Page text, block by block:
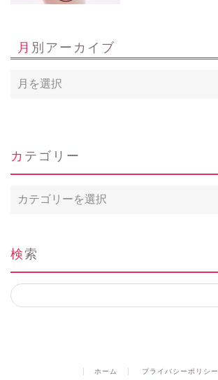
月別アーカイブ
カテゴリー
テ
ー 検索
ホーム プライバシーポリシー